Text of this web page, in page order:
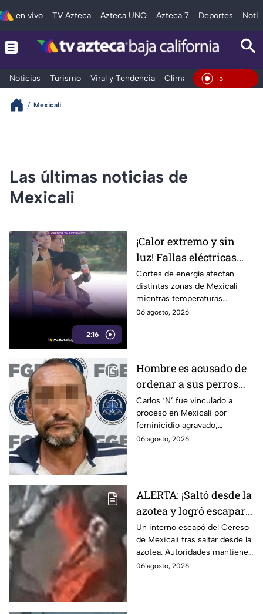
en vivo TV Azteca Azteca UNO Azteca 7 Deportes
Noticias Turismo Viral y Tendencia Clima Deportes
Mexicali
Las últimas noticias de
Mexicali
2:16
¡Calor extremo y sin
luz! Fallas eléctricas
afectan a cientos de
familias en Mexicali
durante ola de calor
Cortes de energía afectan
distintas zonas de Mexicali
mientras temperaturas
extremas ponen en riesgo a
06 agosto, 2026
Hombre es acusado de
ordenar a sus perros
atacar a su hermana
con discapacidad
auditiva en Mexicali; lo
procesan por
Carlos ‘N’ fue vinculado a
proceso en Mexicali por
feminicidio agravado;
autoridades señalan un
06 agosto, 2026
ALERTA: ¡Saltó desde la
azotea y logró escapar!
Reo burla la seguridad
del Cereso de Mexicali
y continúa prófugo ⚠️
Un interno escapó del Cereso
de Mexicali tras saltar desde la
azotea. Autoridades mantienen
un operativo para localizarlo.
06 agosto, 2026